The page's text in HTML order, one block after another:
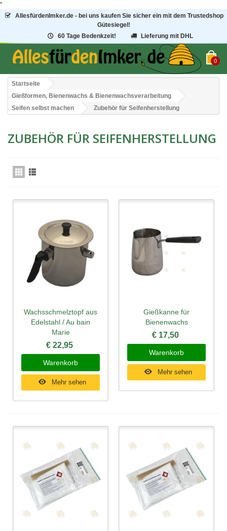
"
AllesfürdenImker.de - bei uns kaufen Sie sicher ein mit dem Trustedshop
Gütesiegel!
60 Tage Bedenkzeit!
Lieferung mit DHL
0
Startseite
Gießformen, Bienenwachs & Bienenwachsverarbeitung
Seifen selbst machen
Zubehör für Seifenherstellung
ZUBEHÖR FÜR SEIFENHERSTELLUNG
Wachsschmelztopf aus
Edelstahl / Au bain
Marie
€ 22,95
Warenkorb
Mehr sehen
Gießkanne für
Bienenwachs
€ 17,50
Warenkorb
Mehr sehen